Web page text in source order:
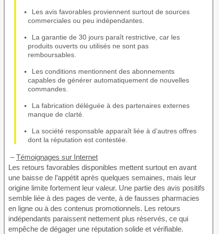
Les avis favorables proviennent surtout de sources
commerciales ou peu indépendantes.
La garantie de 30 jours paraît restrictive, car les
produits ouverts ou utilisés ne sont pas
remboursables.
Les conditions mentionnent des abonnements
capables de générer automatiquement de nouvelles
commandes.
La fabrication déléguée à des partenaires externes
manque de clarté.
La société responsable apparaît liée à d’autres offres
dont la réputation est contestée.
–Témoignages sur Internet
Les retours favorables disponibles mettent surtout en avant
une baisse de l’appétit après quelques semaines, mais leur
origine limite fortement leur valeur. Une partie des avis positifs
semble liée à des pages de vente, à de fausses pharmacies
en ligne ou à des contenus promotionnels. Les retours
indépendants paraissent nettement plus réservés, ce qui
empêche de dégager une réputation solide et vérifiable.